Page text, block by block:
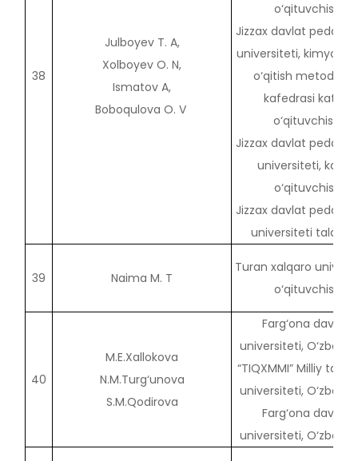
38
Julboyev T. A,
Xolboyev O. N,
Ismatov A,
Boboqulova O. V
o‘qituvchisi
Jizzax davlat
universiteti, kimyo va
o‘qitish metodikasi
kafedrasi katta
o‘qituvchisi,
Jizzax davlat
universiteti, katta
o‘qituvchisi
Jizzax davlat
universiteti
39 Naima M. T
Turan xalqaro
o‘qituvchisi
40
M.E.Xallokova
N.M.Turg‘unova
S.M.Qodirova
Farg‘ona davlat
universiteti,
“TIQXMMI” Milliy
universiteti,
Farg‘ona davlat
universiteti,